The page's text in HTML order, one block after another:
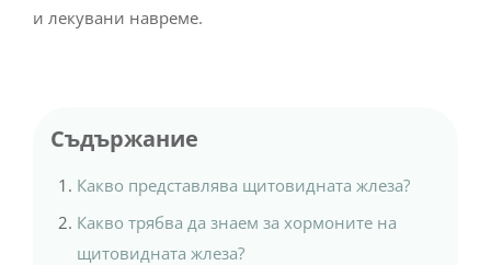
и лекувани навреме.
Съдържание
Какво представлява щитовидната жлеза?
Какво трябва да знаем за хормоните на
щитовидната жлеза?